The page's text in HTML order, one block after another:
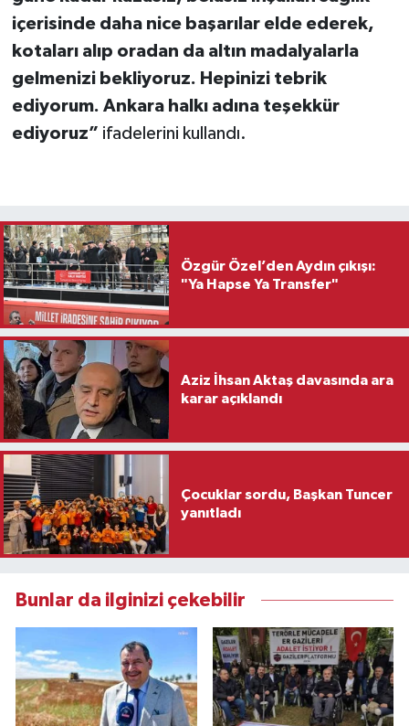
içerisinde daha nice başarılar elde ederek,
kotaları alıp oradan da altın madalyalarla
gelmenizi bekliyoruz. Hepinizi tebrik
ediyorum. Ankara halkı adına teşekkür
ediyoruz” ifadelerini kullandı.
Özgür Özel’den Aydın çıkışı:
"Ya Hapse Ya Transfer"
Aziz İhsan Aktaş davasında ara
karar açıklandı
Çocuklar sordu, Başkan Tuncer
yanıtladı
Bunlar da ilginizi çekebilir